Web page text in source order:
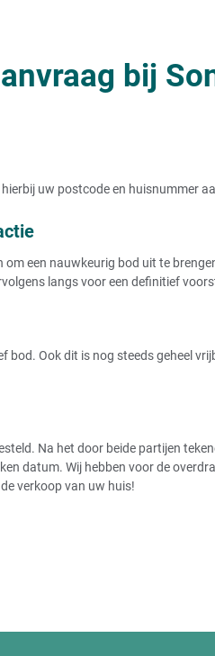
bij
uw postcode en huisnummer
een nauwkeurig bod uit te
langs voor een definitief
Ook dit is nog steeds geheel
Na het door beide partijen
datum. Wij hebben voor de
verkoop van uw huis!